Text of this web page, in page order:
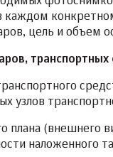
каждом
цель и объем
узлов
плана (внешнего
наложенного